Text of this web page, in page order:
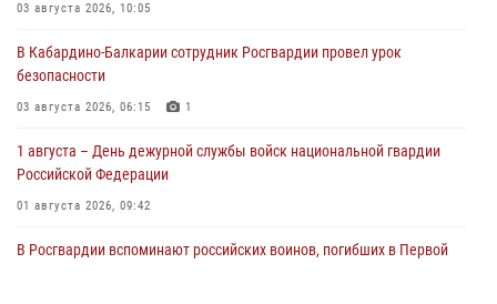
03 августа 2026, 10:05
В Кабардино‑Балкарии сотрудник Росгвардии провел урок
безопасности
03 августа 2026, 06:15 1
1 августа – День дежурной службы войск национальной гвардии
Российской Федерации
01 августа 2026, 09:42
В Росгвардии вспоминают российских воинов, погибших в Первой